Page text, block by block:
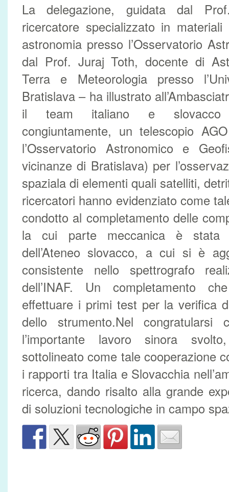
La delegazione, guidata dal
ricercatore specializzato in
astronomia presso l’Osservatorio
dal Prof. Juraj Toth, docente di
Terra e Meteorologia presso
Bratislava – ha illustrato
il team italiano e slovacco
congiuntamente, un telescopio
l’Osservatorio Astronomico e
vicinanze di Bratislava) per
spaziala di elementi quali satelliti,
ricercatori hanno evidenziato come
condotto al completamento delle
la cui parte meccanica è stata
dell’Ateneo slovacco, a cui si è
consistente nello spettrografo
dell’INAF. Un completamento
effettuare i primi test per la verifica
dello strumento.Nel
l’importante lavoro sinora
sottolineato come tale cooperazione
i rapporti tra Italia e Slovacchia
ricerca, dando risalto alla grande
di soluzioni tecnologiche in campo